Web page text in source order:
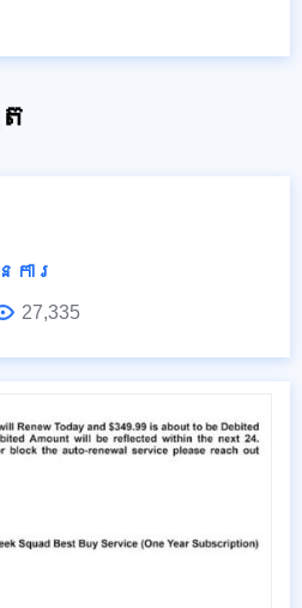
ការ
27,335